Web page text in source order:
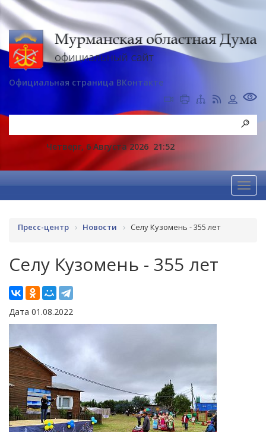
Официальная страница ВКонтакте
Четверг, 6 Августа 2026 21:52
Пресс-центр Новости Селу Кузомень - 355 лет
Селу Кузомень - 355 лет
Дата 01.08.2022